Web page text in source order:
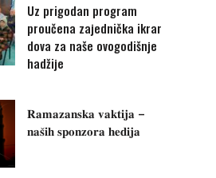
Uz prigodan program
proučena zajednička ikrar
dova za naše ovogodišnje
hadžije
𝐑𝐚𝐦𝐚𝐳𝐚𝐧𝐬𝐤𝐚 𝐯𝐚𝐤𝐭𝐢𝐣𝐚 –
𝐧𝐚𝐬̌𝐢𝐡 𝐬𝐩𝐨𝐧𝐳𝐨𝐫𝐚 𝐡𝐞𝐝𝐢𝐣𝐚